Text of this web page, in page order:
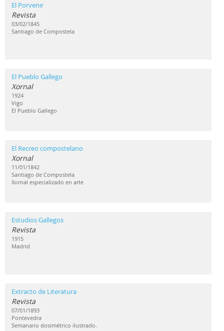
El Porvenir
Revista
03/02/1845
Santiago de Compostela
El Pueblo Gallego
Xornal
1924
Vigo
El Pueblo Gallego
El Recreo compostelano
Xornal
11/01/1842
Santiago de Compostela
Xornal especializado en arte
Estudios Gallegos
Revista
1915
Madrid
Extracto de Literatura
Revista
07/01/1893
Pontevedra
Semanario dosimétrico ilustrado.